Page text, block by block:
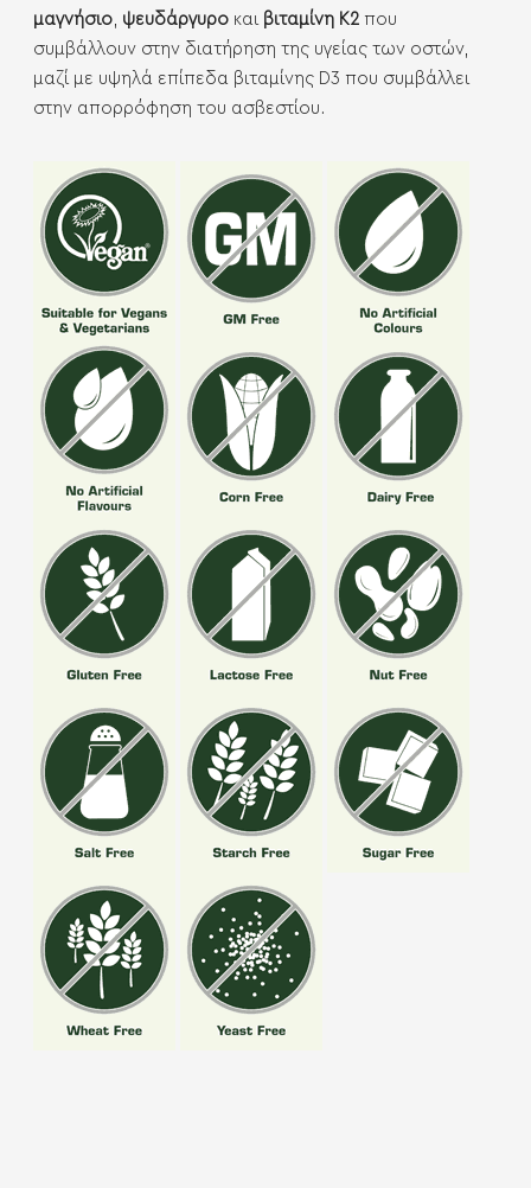
μαγνήσιο ψευδάργυρο και βιταμίνη Κ2 που
συμβάλλουν στην διατήρηση της υγείας των οστών,
μαζί με υψηλά επίπεδα βιταμίνης D3 που συμβάλλει
στην απορρόφηση του ασβεστίου.